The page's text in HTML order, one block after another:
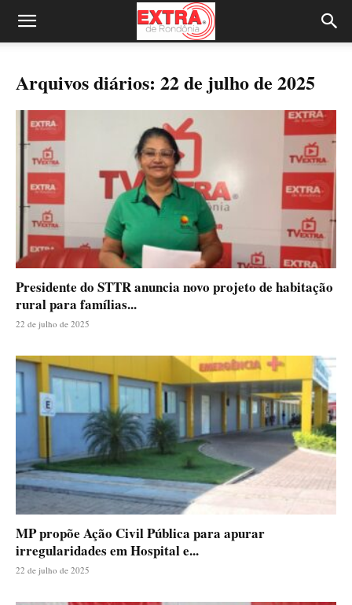
Arquivos diários: 22 de julho de 2025
Presidente do STTR anuncia novo projeto de habitação
rural para famílias...
22 de julho de 2025
MP propõe Ação Civil Pública para apurar
irregularidades em Hospital e...
22 de julho de 2025